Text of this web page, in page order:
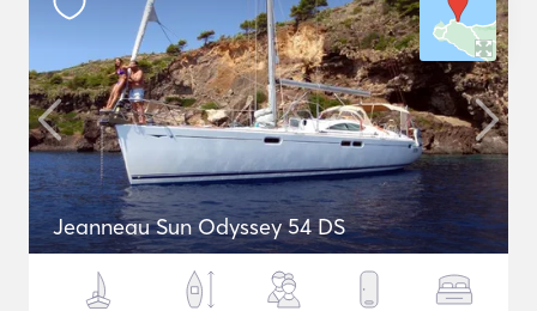
Jeanneau Sun Odyssey 54 DS